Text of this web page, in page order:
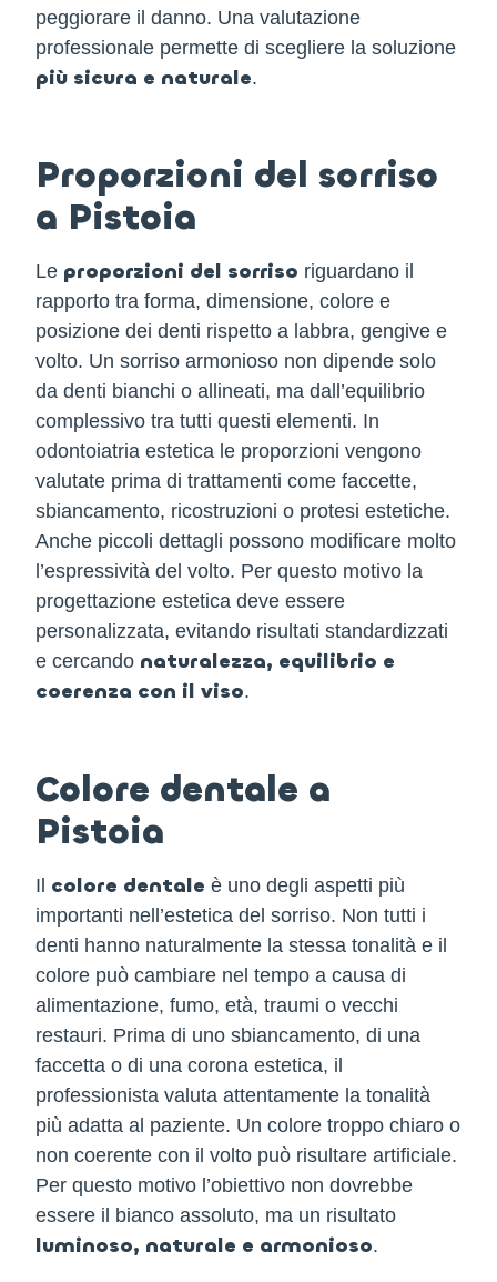
peggiorare il danno. Una valutazione
professionale permette di scegliere la soluzione
più sicura e naturale.
Proporzioni del sorriso
a Pistoia
Le proporzioni del sorriso riguardano il
rapporto tra forma, dimensione, colore e
posizione dei denti rispetto a labbra, gengive e
volto. Un sorriso armonioso non dipende solo
da denti bianchi o allineati, ma dall’equilibrio
complessivo tra tutti questi elementi. In
odontoiatria estetica le proporzioni vengono
valutate prima di trattamenti come faccette,
sbiancamento, ricostruzioni o protesi estetiche.
Anche piccoli dettagli possono modificare molto
l’espressività del volto. Per questo motivo la
progettazione estetica deve essere
personalizzata, evitando risultati standardizzati
e cercando naturalezza, equilibrio e
coerenza con il viso.
Colore dentale a
Pistoia
Il colore dentale è uno degli aspetti più
importanti nell’estetica del sorriso. Non tutti i
denti hanno naturalmente la stessa tonalità e il
colore può cambiare nel tempo a causa di
alimentazione, fumo, età, traumi o vecchi
restauri. Prima di uno sbiancamento, di una
faccetta o di una corona estetica, il
professionista valuta attentamente la tonalità
più adatta al paziente. Un colore troppo chiaro o
non coerente con il volto può risultare artificiale.
Per questo motivo l’obiettivo non dovrebbe
essere il bianco assoluto, ma un risultato
luminoso, naturale e armonioso.